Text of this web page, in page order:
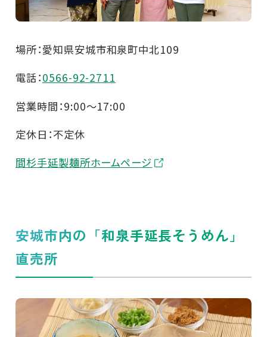
場所：愛知県安城市和泉町中北109
電話：0566-92-2711
営業時間：9:00～17:00
定休日：不定休
間杉手延製麺所ホームページ
安城市内の「和泉手延長そうめん」
直売所